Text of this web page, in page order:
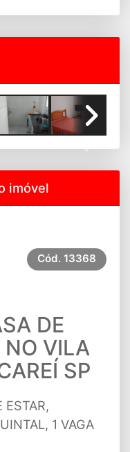
Next
imóvel
Cód. 13368
DE
VILA
SP
ESTAR,
1 VAGA